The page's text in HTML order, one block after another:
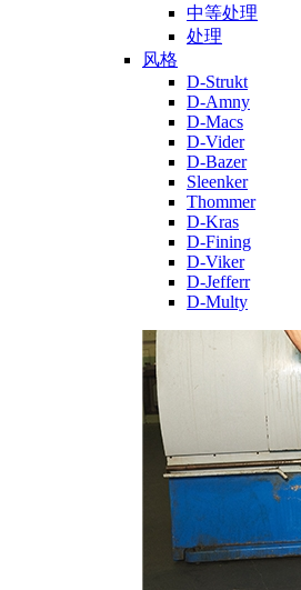
中等处理
处理
风格
D-Strukt
D-Amny
D-Macs
D-Vider
D-Bazer
Sleenker
Thommer
D-Kras
D-Fining
D-Viker
D-Jefferr
D-Multy